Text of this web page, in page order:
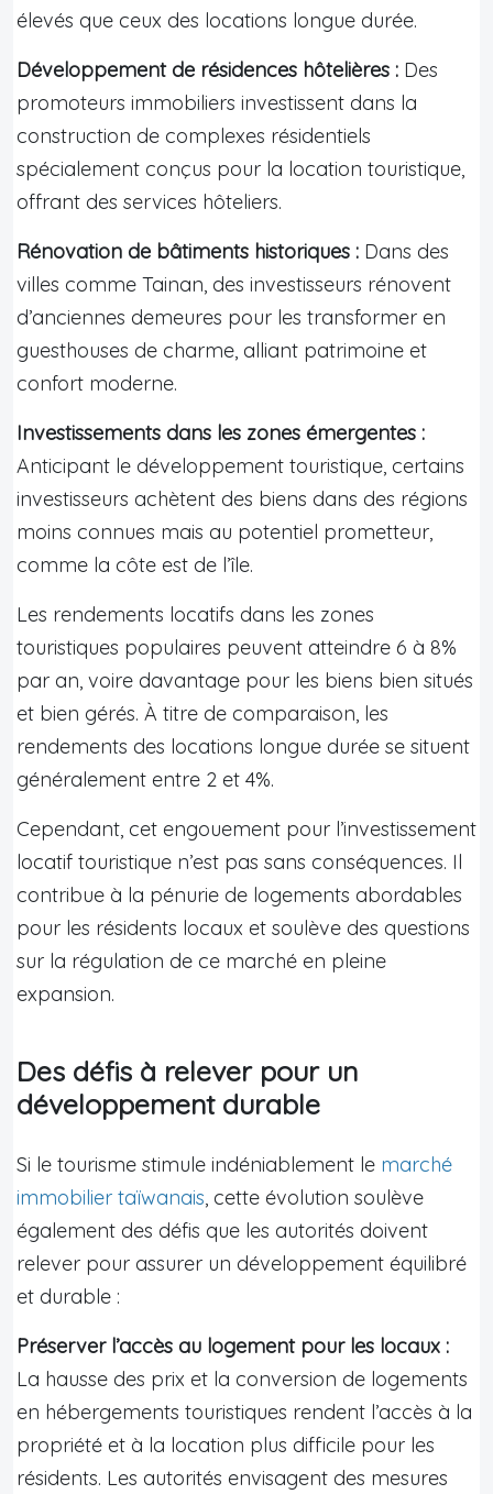
élevés que ceux des locations longue durée.
Développement de résidences hôtelières : Des
promoteurs immobiliers investissent dans la
construction de complexes résidentiels
spécialement conçus pour la location touristique,
offrant des services hôteliers.
Rénovation de bâtiments historiques : Dans des
villes comme Tainan, des investisseurs rénovent
d’anciennes demeures pour les transformer en
guesthouses de charme, alliant patrimoine et
confort moderne.
Investissements dans les zones émergentes :
Anticipant le développement touristique, certains
investisseurs achètent des biens dans des régions
moins connues mais au potentiel prometteur,
comme la côte est de l’île.
Les rendements locatifs dans les zones
touristiques populaires peuvent atteindre 6 à 8%
par an, voire davantage pour les biens bien situés
et bien gérés. À titre de comparaison, les
rendements des locations longue durée se situent
généralement entre 2 et 4%.
Cependant, cet engouement pour l’investissement
locatif touristique n’est pas sans conséquences. Il
contribue à la pénurie de logements abordables
pour les résidents locaux et soulève des questions
sur la régulation de ce marché en pleine
expansion.
Des défis à relever pour un
développement durable
Si le tourisme stimule indéniablement le marché
immobilier taïwanais, cette évolution soulève
également des défis que les autorités doivent
relever pour assurer un développement équilibré
et durable :
Préserver l’accès au logement pour les locaux :
La hausse des prix et la conversion de logements
en hébergements touristiques rendent l’accès à la
propriété et à la location plus difficile pour les
résidents. Les autorités envisagent des mesures